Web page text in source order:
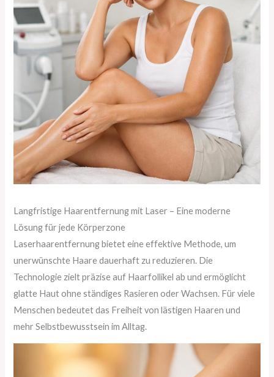
Langfristige Haarentfernung mit Laser – Eine moderne
Lösung für jede Körperzone
Laserhaarentfernung bietet eine effektive Methode, um
unerwünschte Haare dauerhaft zu reduzieren. Die
Technologie zielt präzise auf Haarfollikel ab und ermöglicht
glatte Haut ohne ständiges Rasieren oder Wachsen. Für viele
Menschen bedeutet das Freiheit von lästigen Haaren und
mehr Selbstbewusstsein im Alltag.